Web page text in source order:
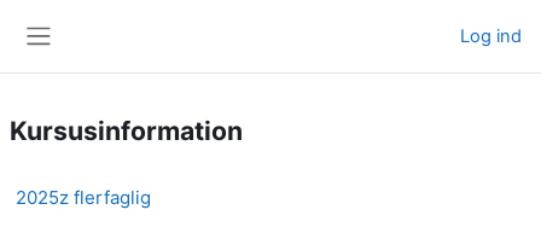
Log ind
Kursusinformation
2025z flerfaglig